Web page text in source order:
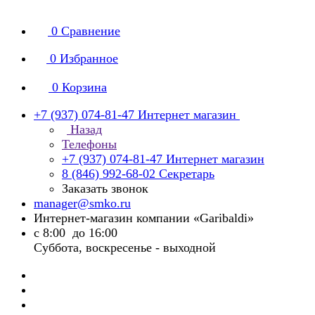
0 Сравнение
0 Избранное
0 Корзина
+7 (937) 074-81-47 Интернет магазин
Назад
Телефоны
+7 (937) 074-81-47 Интернет магазин
8 (846) 992-68-02 Секретарь
Заказать звонок
manager@smko.ru
Интернет-магазин компании «Garibaldi»
с 8:00 до 16:00
Суббота, воскресенье - выходной